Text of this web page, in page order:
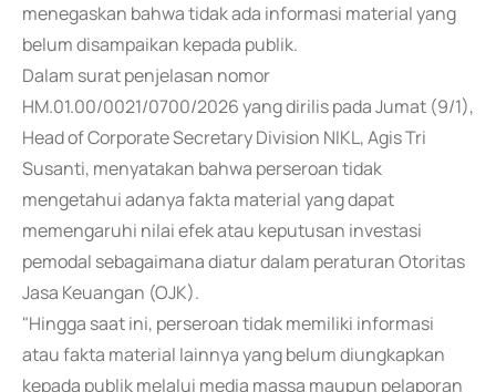
menegaskan bahwa tidak ada informasi material yang
belum disampaikan kepada publik.
Dalam surat penjelasan nomor
HM.01.00/0021/0700/2026 yang dirilis pada Jumat (9/1),
Head of Corporate Secretary Division NIKL, Agis Tri
Susanti, menyatakan bahwa perseroan tidak
mengetahui adanya fakta material yang dapat
memengaruhi nilai efek atau keputusan investasi
pemodal sebagaimana diatur dalam peraturan Otoritas
Jasa Keuangan (OJK).
"Hingga saat ini, perseroan tidak memiliki informasi
atau fakta material lainnya yang belum diungkapkan
kepada publik melalui media massa maupun pelaporan